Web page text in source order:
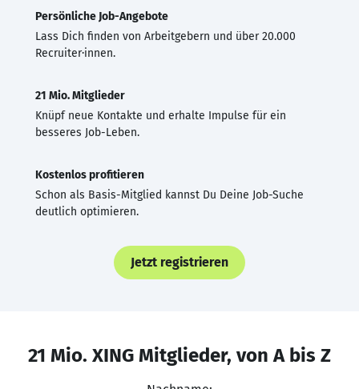
Persönliche Job-Angebote
Lass Dich finden von Arbeitgebern und über 20.000
Recruiter·innen.
21 Mio. Mitglieder
Knüpf neue Kontakte und erhalte Impulse für ein
besseres Job-Leben.
Kostenlos profitieren
Schon als Basis-Mitglied kannst Du Deine Job-Suche
deutlich optimieren.
Jetzt registrieren
21 Mio. XING Mitglieder, von A bis Z